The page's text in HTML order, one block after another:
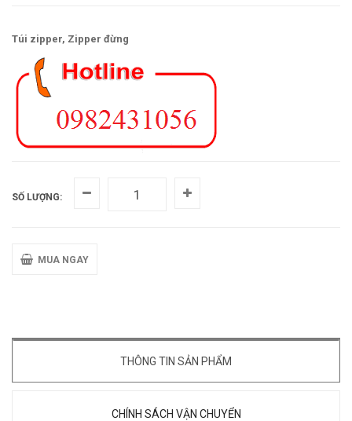
Túi zipper, Zipper đừng
SỐ LƯỢNG:
MUA NGAY
THÔNG TIN SẢN PHẨM
CHÍNH SÁCH VẬN CHUYỂN